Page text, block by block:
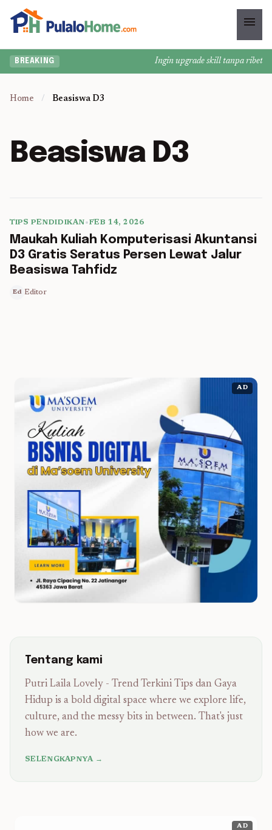
menu
BREAKING Ingin upgrade skill tanpa ribet?
Home / Beasiswa D3
Beasiswa D3
5 min read
TIPS PENDIDIKAN•FEB 14, 2026
Maukah Kuliah Komputerisasi Akuntansi
D3 Gratis Seratus Persen Lewat Jalur
Beasiswa Tahfidz
Ed Editor
AD
Tentang kami
Putri Laila Lovely - Trend Terkini Tips dan Gaya
Hidup is a bold digital space where we explore life,
culture, and the messy bits in between. That's just
how we are.
SELENGKAPNYA →
AD